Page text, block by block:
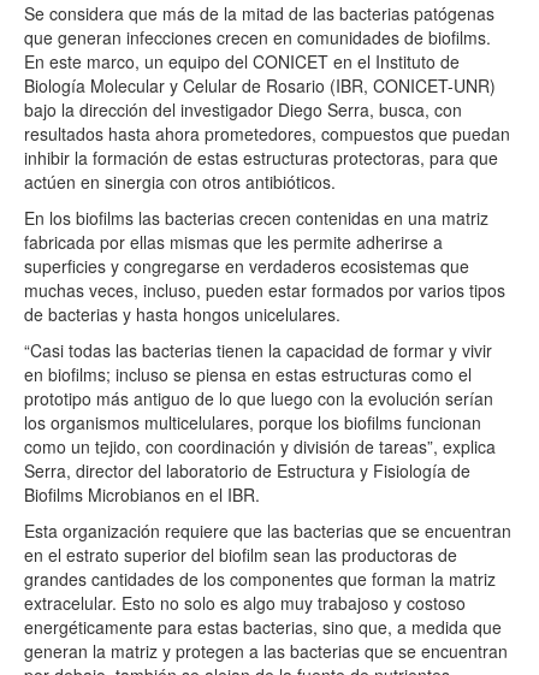
Se considera que más de la mitad de las bacterias patógenas
que generan infecciones crecen en comunidades de biofilms.
En este marco, un equipo del CONICET en el Instituto de
Biología Molecular y Celular de Rosario (IBR, CONICET-UNR)
bajo la dirección del investigador Diego Serra, busca, con
resultados hasta ahora prometedores, compuestos que puedan
inhibir la formación de estas estructuras protectoras, para que
actúen en sinergia con otros antibióticos.
En los biofilms las bacterias crecen contenidas en una matriz
fabricada por ellas mismas que les permite adherirse a
superficies y congregarse en verdaderos ecosistemas que
muchas veces, incluso, pueden estar formados por varios tipos
de bacterias y hasta hongos unicelulares.
“Casi todas las bacterias tienen la capacidad de formar y vivir
en biofilms; incluso se piensa en estas estructuras como el
prototipo más antiguo de lo que luego con la evolución serían
los organismos multicelulares, porque los biofilms funcionan
como un tejido, con coordinación y división de tareas”, explica
Serra, director del laboratorio de Estructura y Fisiología de
Biofilms Microbianos en el IBR.
Esta organización requiere que las bacterias que se encuentran
en el estrato superior del biofilm sean las productoras de
grandes cantidades de los componentes que forman la matriz
extracelular. Esto no solo es algo muy trabajoso y costoso
energéticamente para estas bacterias, sino que, a medida que
generan la matriz y protegen a las bacterias que se encuentran